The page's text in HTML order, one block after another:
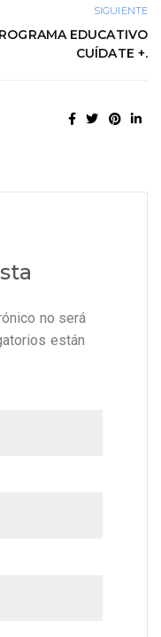
SIGUIENTE
EDUCATIVO
CUÍDATE +.
no será
están